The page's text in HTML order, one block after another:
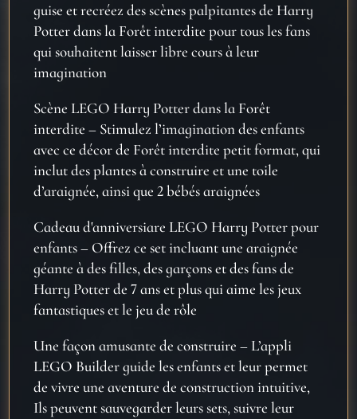
guise et recréez des scènes palpitantes de Harry
Potter dans la Forêt interdite pour tous les fans
qui souhaitent laisser libre cours à leur
imagination
Scène LEGO Harry Potter dans la Forêt
interdite– Stimulez l’imagination des enfants
avec ce décor de Forêt interdite petit format, qui
inclut des plantes à construire et une toile
d’araignée, ainsi que 2 bébés araignées
Cadeau d'anniversiare LEGO Harry Potter pour
enfants– Offrez ce set incluant une araignée
géante à des filles, des garçons et des fans de
Harry Potter de 7 ans et plus qui aime les jeux
fantastiques et le jeu de rôle
Une façon amusante de construire– L’appli
LEGO Builder guide les enfants et leur permet
de vivre une aventure de construction intuitive,
Ils peuvent sauvegarder leurs sets, suivre leur